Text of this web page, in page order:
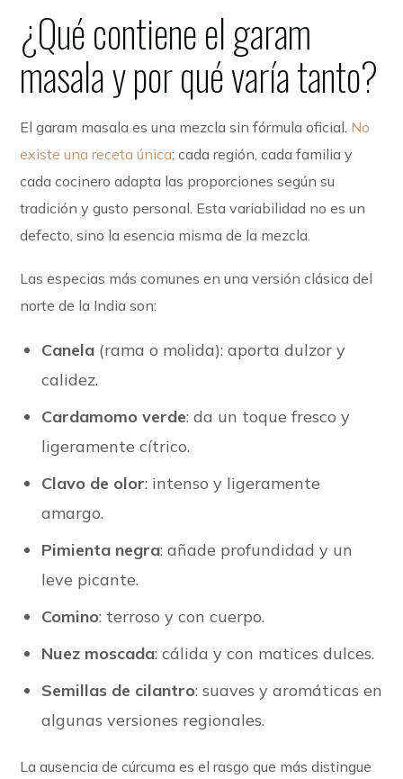
¿Qué contiene el garam
masala y por qué varía tanto?
El garam masala es una mezcla sin fórmula oficial. No
existe una receta única: cada región, cada familia y
cada cocinero adapta las proporciones según su
tradición y gusto personal. Esta variabilidad no es un
defecto, sino la esencia misma de la mezcla.
Las especias más comunes en una versión clásica del
norte de la India son:
Canela(rama o molida): aporta dulzor y
calidez.
Cardamomo verde: da un toque fresco y
ligeramente cítrico.
Clavo de olor: intenso y ligeramente
amargo.
Pimienta negra: añade profundidad y un
leve picante.
Comino: terroso y con cuerpo.
Nuez moscada: cálida y con matices dulces.
Semillas de cilantro: suaves y aromáticas en
algunas versiones regionales.
La ausencia de cúrcuma es el rasgo que más distingue